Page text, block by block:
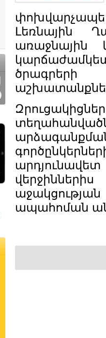
Լեռնային
առաջնային
ապահոման